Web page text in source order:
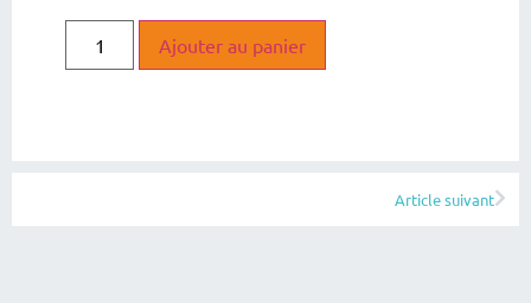
Ajouter au panier
Article suivant